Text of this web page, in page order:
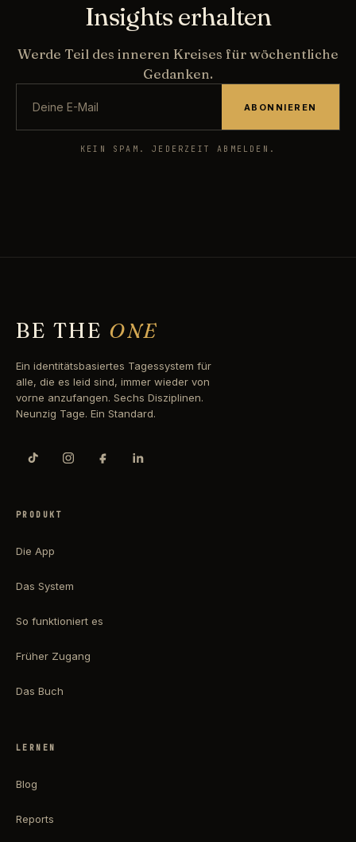
Insights erhalten
Werde Teil des inneren Kreises für wöchentliche
Gedanken.
ABONNIEREN
KEIN SPAM. JEDERZEIT ABMELDEN.
BE THE ONE
Ein identitätsbasiertes Tagessystem für
alle, die es leid sind, immer wieder von
vorne anzufangen. Sechs Disziplinen.
Neunzig Tage. Ein Standard.
PRODUKT
Die App
Das System
So funktioniert es
Früher Zugang
Das Buch
LERNEN
Blog
Reports